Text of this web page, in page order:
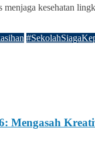
kesehatan
Mengasah